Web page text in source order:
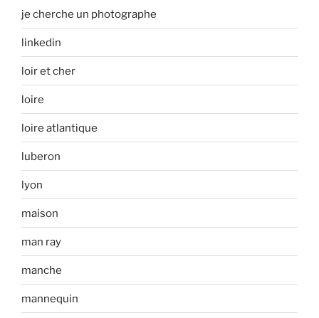
je cherche un photographe
linkedin
loir et cher
loire
loire atlantique
luberon
lyon
maison
man ray
manche
mannequin